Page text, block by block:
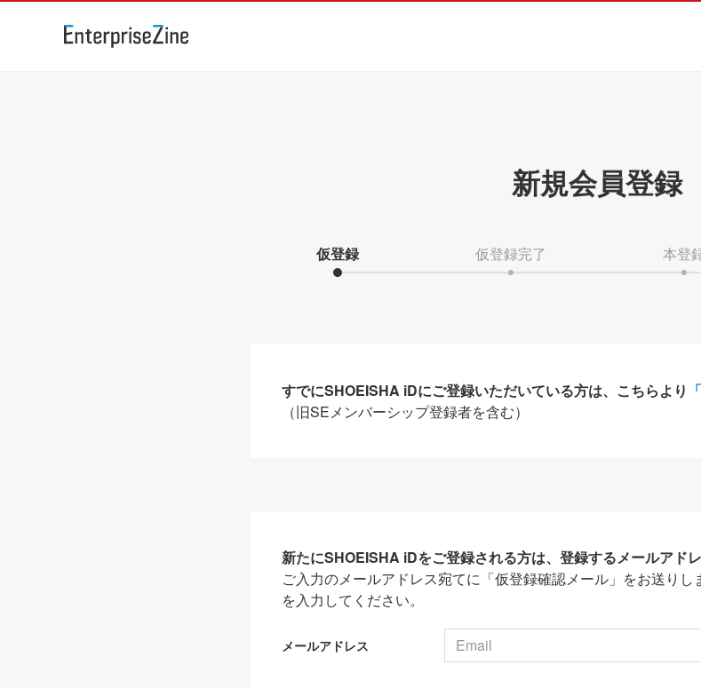
新規会員登録
仮登録 仮登録完了 本登
すでにSHOEISHA iDにご登録いただいている方は、こちらより
（旧SEメンバーシップ登録者を含む）
新たにSHOEISHA iDをご登録される方は、登録するメールアド
ご入力のメールアドレス宛てに「仮登録確認メール」をお送り
を入力してください。
メールアドレス